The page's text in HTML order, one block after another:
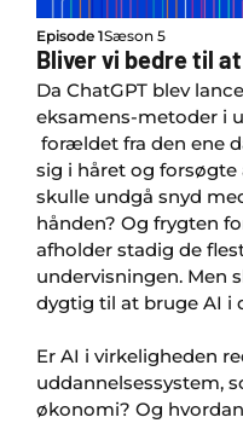
Episode 1Sæson 5
Bliver vi bedre til
Da ChatGPT blev
eksamens-metoder i
forældet fra den ene
sig i håret og
skulle undgå snyd
hånden? Og frygten
afholder stadig de
undervisningen. Men
dygtig til at bruge AI i
Er AI i virkeligheden
uddannelsessystem,
økonomi? Og